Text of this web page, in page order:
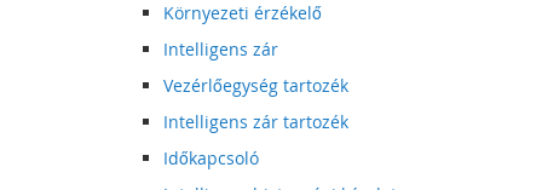
Környezeti érzékelő
Intelligens zár
Vezérlőegység tartozék
Intelligens zár tartozék
Időkapcsoló